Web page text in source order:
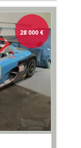
28 000 €